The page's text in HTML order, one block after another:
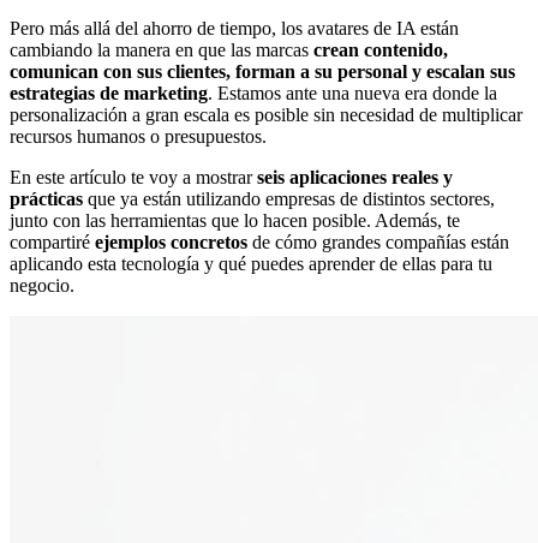
Pero más allá del ahorro de tiempo, los avatares de IA están
cambiando la manera en que las marcas crean contenido,
comunican con sus clientes, forman a su personal y escalan sus
estrategias de marketing. Estamos ante una nueva era donde la
personalización a gran escala es posible sin necesidad de multiplicar
recursos humanos o presupuestos.
En este artículo te voy a mostrarseis aplicaciones reales y
prácticas que ya están utilizando empresas de distintos sectores,
junto con las herramientas que lo hacen posible. Además, te
compartiré ejemplos concretos de cómo grandes compañías están
aplicando esta tecnología y qué puedes aprender de ellas para tu
negocio.